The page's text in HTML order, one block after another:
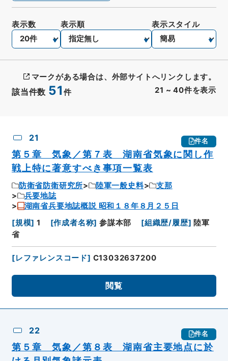
該当件数 51 件 21 ~ 40件を表示
表示数 表示順 表示スタイル
マークがある場合は、外部サイトへリンクします。
21 件名
第５章 気象／第７表 湖南省気象に関し作
戦上特に著意すべき事項一覧表
防衛省防衛研究所 陸軍一般史料
支那
兵要地誌
湖南省兵要地誌概説 昭和１８年８月２５日
[規模] 1 [作成者名称] 参謀本部 [組織歴/履歴] 陸軍
省
[レファレンスコード] C13032637200
閲覧
22 件名
第５章 気象／第８表 湖南省主要地点に於